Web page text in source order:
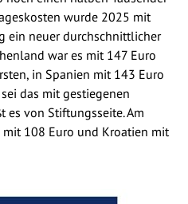
wurde 2025 mit
ein neuer durchschnittlicher
war es mit 147 Euro
in Spanien mit 143 Euro
das mit gestiegenen
es von Stiftungsseite. Am
108 Euro und Kroatien mit